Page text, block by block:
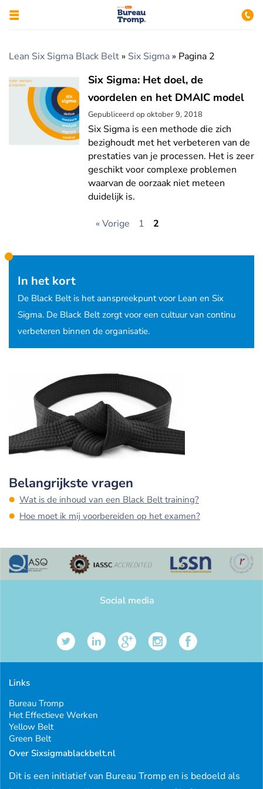
Lean Six Sigma Black Belt » Six Sigma » Pagina 2
Six Sigma: Het doel, de
voordelen en het DMAIC model
Gepubliceerd op oktober 9, 2018
Six Sigma is een methode die zich
bezighoudt met het verbeteren van de
prestaties van je processen. Het is zeer
geschikt voor complexe problemen
waarvan de oorzaak niet meteen
duidelijk is.
« Vorige 1 2
In het kort
De Black Belt is het aanspreekpunt voor Lean en Six
Sigma. De Black Belt zorgt voor een cultuur van continu
verbeteren binnen de organisatie.
Belangrijkste vragen
Wat is de inhoud van een Black Belt training?
Hoe moet ik mij voorbereiden op het examen?
Social media
Links
Bureau Tromp
Het Effectieve Werken
Yellow Belt
Green Belt
Over Sixsigmablackbelt.nl
Dit is een initiatief van Bureau Tromp en is bedoeld als